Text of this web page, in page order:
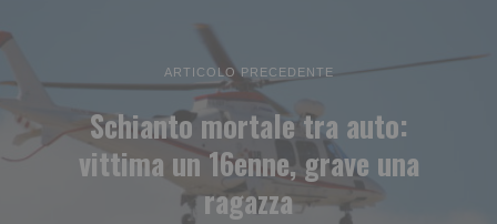
ARTICOLO PRECEDENTE
Schianto mortale tra auto:
vittima un 16enne, grave una
ragazza